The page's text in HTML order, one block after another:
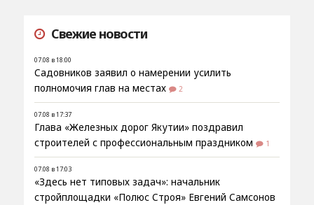
Свежие новости
07.08 в 18:00
Садовников заявил о намерении усилить
полномочия глав на местах
2
07.08 в 17:37
Глава «Железных дорог Якутии» поздравил
строителей с профессиональным праздником
1
07.08 в 17:03
«Здесь нет типовых задач»: начальник
стройплощадки «Полюс Строя» Евгений Самсонов